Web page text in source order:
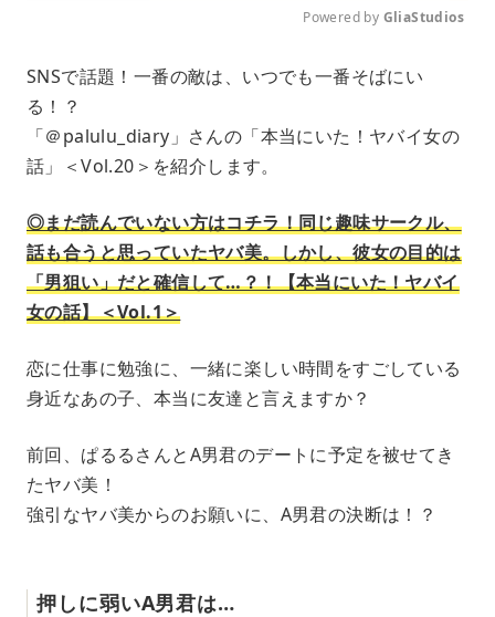
u
Powered by GliaStudios
SNSで話題！一番の敵は、いつでも一番そばにい
る！？
「＠palulu_diary」さんの「本当にいた！ヤバイ女の
話」＜Vol.20＞を紹介します。
◎まだ読んでいない方はコチラ！同じ趣味サークル、
話も合うと思っていたヤバ美。しかし、彼女の目的は
「男狙い」だと確信して…？！【本当にいた！ヤバイ
女の話】＜Vol.1＞
恋に仕事に勉強に、一緒に楽しい時間をすごしている
身近なあの子、本当に友達と言えますか？
前回、ぱるるさんとA男君のデートに予定を被せてき
たヤバ美！
強引なヤバ美からのお願いに、A男君の決断は！？
押しに弱いA男君は…